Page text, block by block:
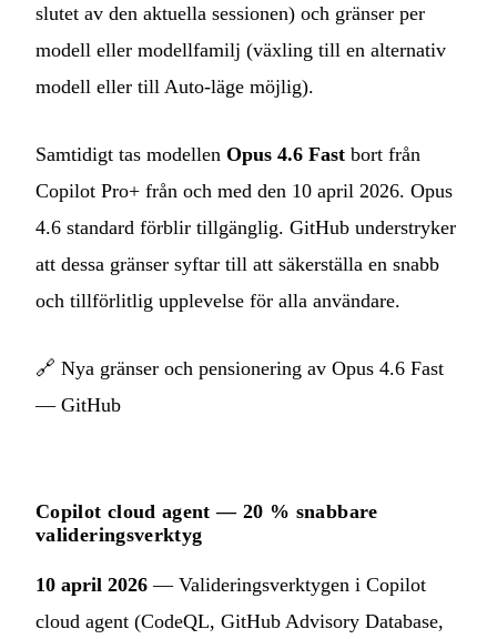
slutet av den aktuella sessionen) och gränser per
modell eller modellfamilj (växling till en alternativ
modell eller till Auto-läge möjlig).
Samtidigt tas modellen Opus 4.6 Fast bort från
Copilot Pro+ från och med den 10 april 2026. Opus
4.6 standard förblir tillgänglig. GitHub understryker
att dessa gränser syftar till att säkerställa en snabb
och tillförlitlig upplevelse för alla användare.
🔗 Nya gränser och pensionering av Opus 4.6 Fast
— GitHub
Copilot cloud agent — 20 % snabbare
valideringsverktyg
10 april 2026 — Valideringsverktygen i Copilot
cloud agent (CodeQL, GitHub Advisory Database,